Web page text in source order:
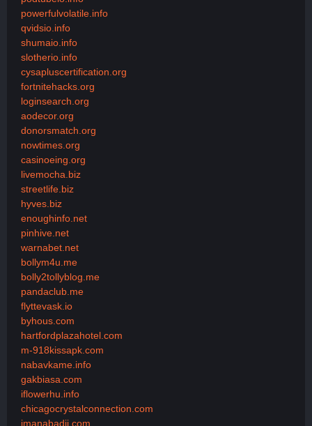
powerfulvolatile.info
qvidsio.info
shumaio.info
slotherio.info
cysapluscertification.org
fortnitehacks.org
loginsearch.org
aodecor.org
donorsmatch.org
nowtimes.org
casinoeing.org
livemocha.biz
streetlife.biz
hyves.biz
enoughinfo.net
pinhive.net
warnabet.net
bollym4u.me
bolly2tollyblog.me
pandaclub.me
flyttevask.io
byhous.com
hartfordplazahotel.com
m-918kissapk.com
nabavkame.info
gakbiasa.com
iflowerhu.info
chicagocrystalconnection.com
imanabadii.com